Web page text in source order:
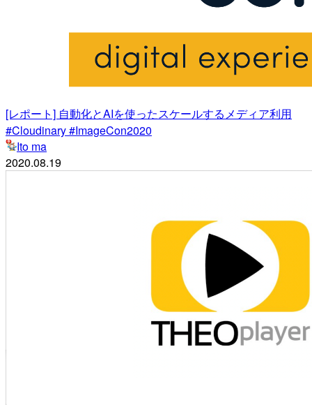
[レポート] 自動化とAIを使ったスケールするメディア利用
#Cloudinary #ImageCon2020
Ito ma
2020.08.19